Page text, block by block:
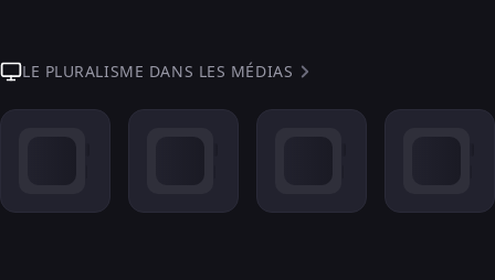
LE PLURALISME DANS LES MÉDIAS